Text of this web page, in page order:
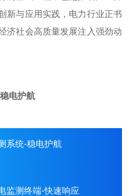
新与应用实践，电力行业正书
济社会高质量发展注入强劲动
电护航
系统-稳电护航
监测终端-快速响应